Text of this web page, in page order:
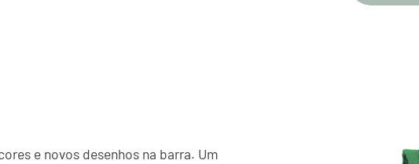
e novos desenhos na barra. Um